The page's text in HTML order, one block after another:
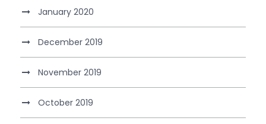
January 2020
December 2019
November 2019
October 2019